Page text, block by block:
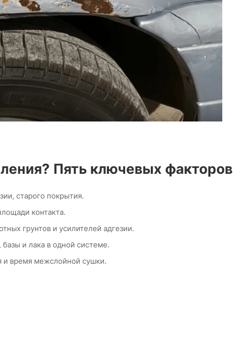
Пять ключевых факторов
старого покрытия.
контакта.
грунтов и усилителей адгезии.
и лака в одной системе.
и время межслойной сушки.